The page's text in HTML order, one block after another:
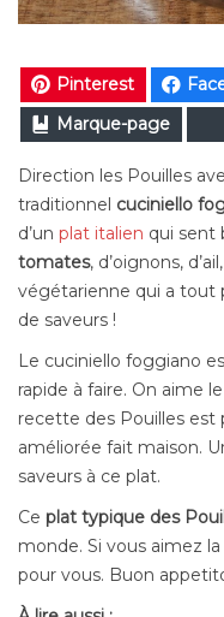
Pinterest
Marque-page
Direction les Pouilles
traditionnel cuciniello
d’un plat italien qui sent
tomates, d’oignons,
végétarienne qui a tout
de saveurs !
Le cuciniello foggiano
rapide à faire. On aime
recette des Pouilles est
améliorée fait maison.
saveurs à ce plat.
Ce plat typique des
monde. Si vous aimez
pour vous. Buon